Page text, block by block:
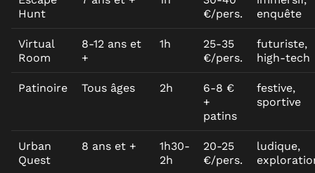
Hunt
€/pers.
enquête
Virtual
Room
8-12 ans et
+
1h
25-35
€/pers.
futuriste,
high-tech
Patinoire Tous âges 2h
6-8 €
+
patins
festive,
sportive
Urban
Quest
8 ans et +
1h30-
2h
20-25
€/pers.
ludique,